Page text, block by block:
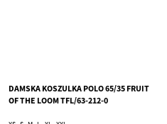
DAMSKA KOSZULKA POLO 65/35 FRUIT
OF THE LOOM TFL/63-212-0